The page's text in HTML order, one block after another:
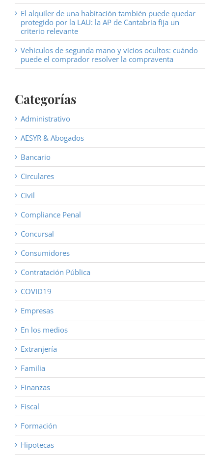
El alquiler de una habitación también puede quedar
protegido por la LAU: la AP de Cantabria fija un
criterio relevante
Vehículos de segunda mano y vicios ocultos: cuándo
puede el comprador resolver la compraventa
Categorías
Administrativo
AESYR & Abogados
Bancario
Circulares
Civil
Compliance Penal
Concursal
Consumidores
Contratación Pública
COVID19
Empresas
En los medios
Extranjería
Familia
Finanzas
Fiscal
Formación
Hipotecas